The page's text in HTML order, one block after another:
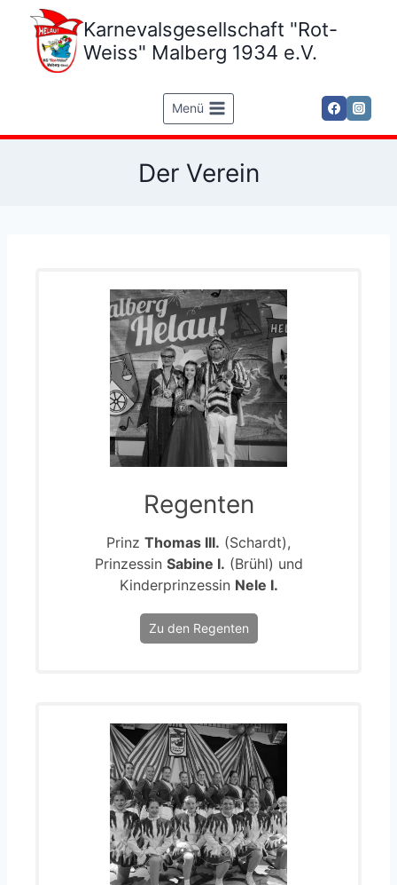
springen
Karnevalsgesellschaft "Rot-
Weiss" Malberg 1934 e.V.
Menü
Der Verein
Regenten
Prinz Thomas III. (Schardt),
Prinzessin Sabine I. (Brühl) und
Kinderprinzessin Nele I.
Zu den Regenten